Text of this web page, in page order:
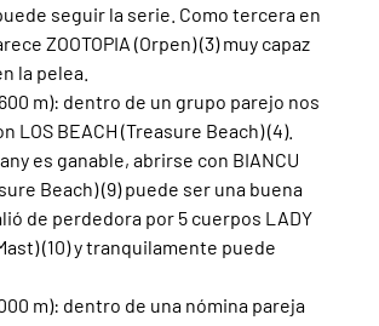
seguir la serie. Como tercera en
ZOOTOPIA (Orpen) (3) muy capaz
la pelea.
m): dentro de un grupo parejo nos
LOS BEACH (Treasure Beach) (4).
es ganable, abrirse con BIANCU
Beach) (9) puede ser una buena
de perdedora por 5 cuerpos LADY
(10) y tranquilamente puede
m): dentro de una nómina pareja